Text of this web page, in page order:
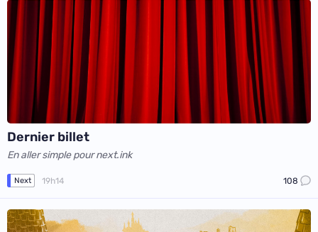
Dernier billet
En aller simple pour next.ink
Next 19h14 108